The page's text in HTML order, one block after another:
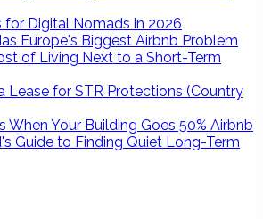
for Digital Nomads in 2026
Europe's Biggest Airbnb Problem
of Living Next to a Short-Term
Lease for STR Protections (Country
When Your Building Goes 50% Airbnb
Guide to Finding Quiet Long-Term